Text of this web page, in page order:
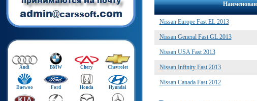
Audi BMW Chery Chevrolet
Daewoo Ford Honda Hyundai
Nissan Europe Fast EL 2013
Nissan General Fast GL 2013
Nissan USA Fast 2013
Nissan Infinity Fast 2013
Nissan Canada Fast 2012